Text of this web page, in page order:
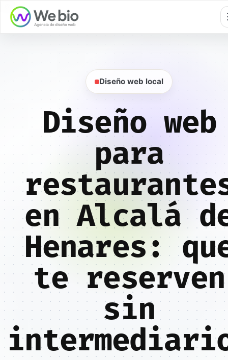
Diseño web local
Diseño web
para
en Alcalá
Henares:
te reserven
sin